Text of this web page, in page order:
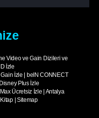
Video ve Gain Dizileri ve
İzle
Gain İzle | beIN CONNECT
Disney Plus İzle
Ücretsiz İzle | Antalya
| Sitemap